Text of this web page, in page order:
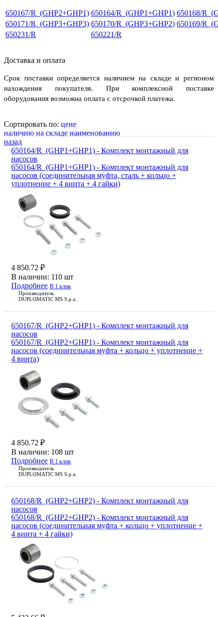
650167/R_(GHP2+GHP1) 650164/R_(GHP1+GHP1) 650168/
650171/R_(GHP3+GHP3) 650170/R_(GHP3+GHP2) 650169/
650231/R
650221/R
Доставка и оплата
Срок поставки определяется наличием на складе и регионом
нахождения покупателя. При комплексной поставке
оборудования возможна оплата с отсрочкой платежа.
Сортировать по: цене
наличию на складе наименованию
назад
650164/R_(GHP1+GHP1) - Комплект монтажный для
насосов
650164/R_(GHP1+GHP1) - Комплект монтажный для
насосов (соединительная муфта, сталь + кольцо +
уплотнение + 4 винта + 4 гайки)
4 850.72 ₽
В наличии: 110 шт
Подробнее В 1 клик
Производитель
DUPLOMATIC MS S.p.a.
650167/R_(GHP2+GHP1) - Комплект монтажный для
насосов
650167/R_(GHP2+GHP1) - Комплект монтажный для
насосов (соединительная муфта + кольцо + уплотнение +
4 винта)
4 850.72 ₽
В наличии: 108 шт
Подробнее В 1 клик
Производитель
DUPLOMATIC MS S.p.a.
650168/R_(GHP2+GHP2) - Комплект монтажный для
насосов
650168/R_(GHP2+GHP2) - Комплект монтажный для
насосов (соединительная муфта + кольцо + уплотнение +
4 винта + 4 гайки)